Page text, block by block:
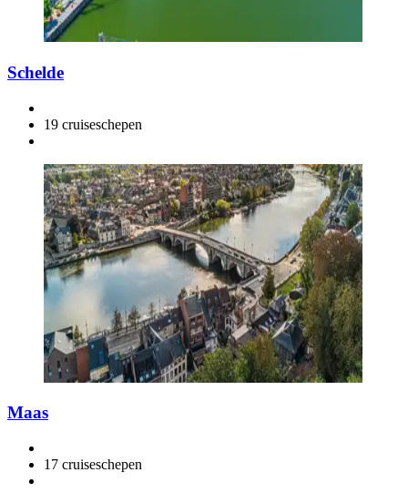
Schelde
19 cruiseschepen
Maas
17 cruiseschepen